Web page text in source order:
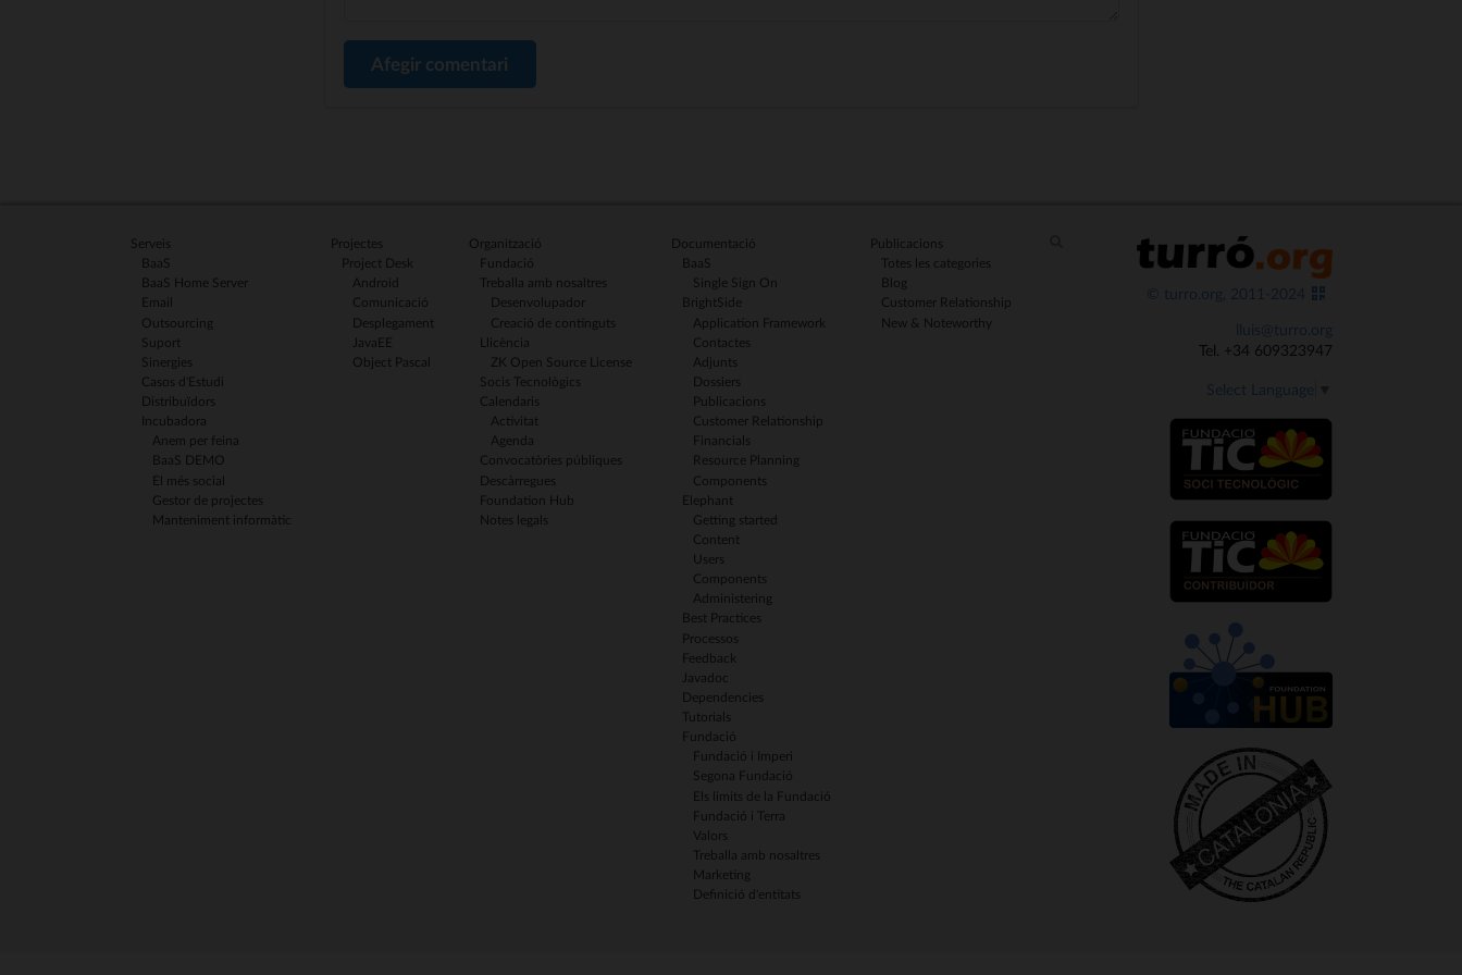
Afegir comentari
Serveis
BaaS
BaaS Home Server
Email
Outsourcing
Suport
Sinergies
Casos d'Estudi
Distribuïdors
Incubadora
Anem per feina
BaaS DEMO
El més social
Gestor de projectes
Manteniment informàtic
Projectes
Project Desk
Android
Comunicació
Desplegament
JavaEE
Object Pascal
Organització
Fundació
Treballa amb nosaltres
Desenvolupador
Creació de continguts
Llicència
ZK Open Source License
Socis Tecnològics
Calendaris
Activitat
Agenda
Convocatòries públiques
Descàrregues
Foundation Hub
Notes legals
Documentació
BaaS
Single Sign On
BrightSide
Application Framework
Contactes
Adjunts
Dossiers
Publicacions
Customer Relationship
Financials
Resource Planning
Components
Elephant
Getting started
Content
Users
Components
Administering
Best Practices
Processos
Feedback
Javadoc
Dependencies
Tutorials
Fundació
Fundació i Imperi
Segona Fundació
Els limits de la Fundació
Fundació i Terra
Valors
Treballa amb nosaltres
Marketing
Definició d'entitats
Publicacions
Totes les categories
Blog
Customer Relationship
New & Noteworthy
© turro.org, 2011-2024
lluis@turro.org
Tel. +34 609323947
Select Language